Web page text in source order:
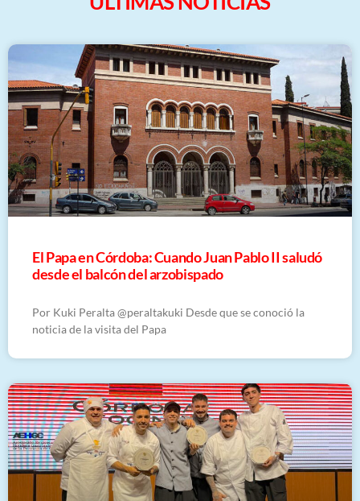
El Papa en Córdoba: Cuando Juan Pablo II saludó
desde el balcón del arzobispado
Por Kuki Peralta @peraltakuki Desde que se conoció la
noticia de la visita del Papa